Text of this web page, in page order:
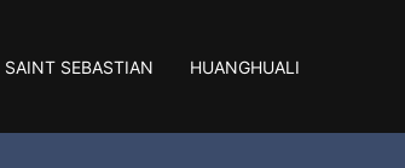
SAINT SEBASTIAN HUANGHUALI